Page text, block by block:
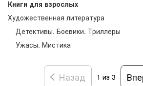
Книги для взрослых
Художественная литература
Детективы. Боевики. Триллеры
Ужасы. Мистика
Назад 1 из 3